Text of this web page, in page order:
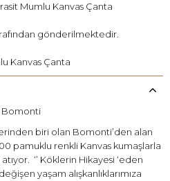
Mumlu Kanvas Çanta
gönderilmektedir.
Kanvas Çanta
Bomonti
biri olan Bomonti’den alan
pamuklu renkli Kanvas kumaşlarla
‘’ Köklerin Hikayesi ‘eden
yaşam alışkanlıklarımıza